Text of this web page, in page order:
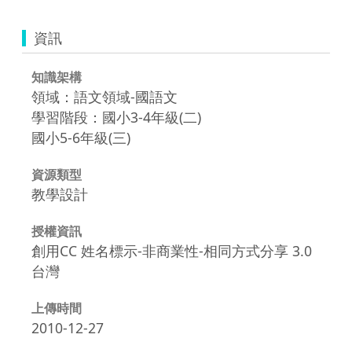
資訊
知識架構
領域：語文領域-國語文
學習階段：國小3-4年級(二)
國小5-6年級(三)
資源類型
教學設計
授權資訊
創用CC 姓名標示-非商業性-相同方式分享 3.0
台灣
上傳時間
2010-12-27